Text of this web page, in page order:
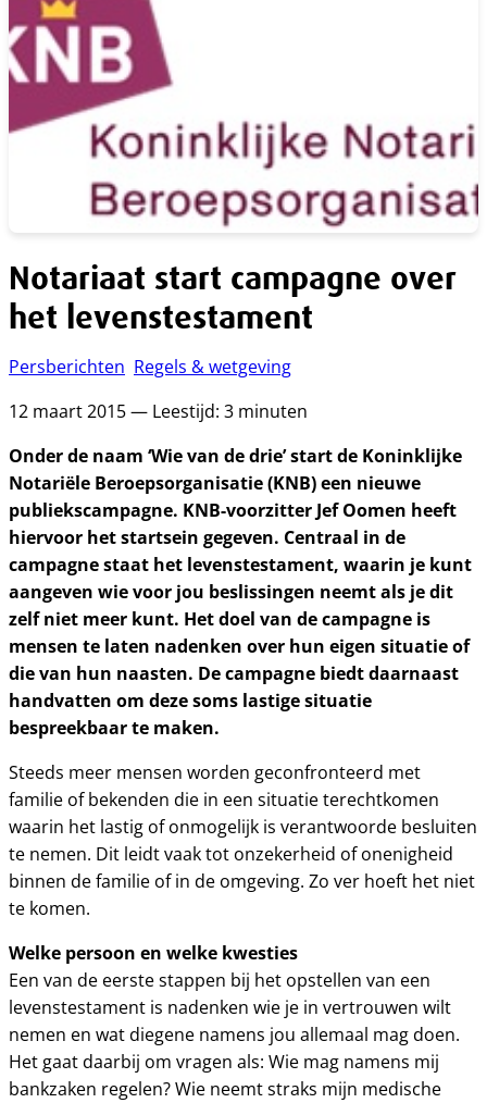
Notariaat start campagne over
het levenstestament
Persberichten Regels & wetgeving
12 maart 2015 — Leestijd: 3 minuten
Onder de naam ‘Wie van de drie’ start de Koninklijke
Notariële Beroepsorganisatie (KNB) een nieuwe
publiekscampagne. KNB-voorzitter Jef Oomen heeft
hiervoor het startsein gegeven. Centraal in de
campagne staat het levenstestament, waarin je kunt
aangeven wie voor jou beslissingen neemt als je dit
zelf niet meer kunt. Het doel van de campagne is
mensen te laten nadenken over hun eigen situatie of
die van hun naasten. De campagne biedt daarnaast
handvatten om deze soms lastige situatie
bespreekbaar te maken.
Steeds meer mensen worden geconfronteerd met
familie of bekenden die in een situatie terechtkomen
waarin het lastig of onmogelijk is verantwoorde besluiten
te nemen. Dit leidt vaak tot onzekerheid of onenigheid
binnen de familie of in de omgeving. Zo ver hoeft het niet
te komen.
Welke persoon en welke kwesties
Een van de eerste stappen bij het opstellen van een
levenstestament is nadenken wie je in vertrouwen wilt
nemen en wat diegene namens jou allemaal mag doen.
Het gaat daarbij om vragen als: Wie mag namens mij
bankzaken regelen? Wie neemt straks mijn medische